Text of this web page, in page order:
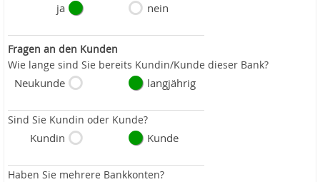
ja nein
Fragen an den Kunden
Wie lange sind Sie bereits Kundin/Kunde dieser Bank?
Neukunde langjährig
Sind Sie Kundin oder Kunde?
Kundin Kunde
Haben Sie mehrere Bankkonten?